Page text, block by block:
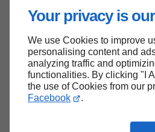
Your privacy is
We use Cookies to improve
personalising content and
analyzing traffic and
functionalities. By clicking "I
the use of Cookies from our
Facebook
.
Haut de